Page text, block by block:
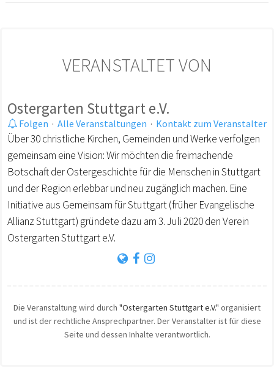
VERANSTALTET VON
Ostergarten Stuttgart e.V.
Folgen · Alle Veranstaltungen · Kontakt zum Veranstalter
Über 30 christliche Kirchen, Gemeinden und Werke verfolgen
gemeinsam eine Vision: Wir möchten die freimachende
Botschaft der Ostergeschichte für die Menschen in Stuttgart
und der Region erlebbar und neu zugänglich machen. Eine
Initiative aus Gemeinsam für Stuttgart (früher Evangelische
Allianz Stuttgart) gründete dazu am 3. Juli 2020 den Verein
Ostergarten Stuttgart e.V.
Die Veranstaltung wird durch "Ostergarten Stuttgart e.V." organisiert
und ist der rechtliche Ansprechpartner. Der Veranstalter ist für diese
Seite und dessen Inhalte verantwortlich.